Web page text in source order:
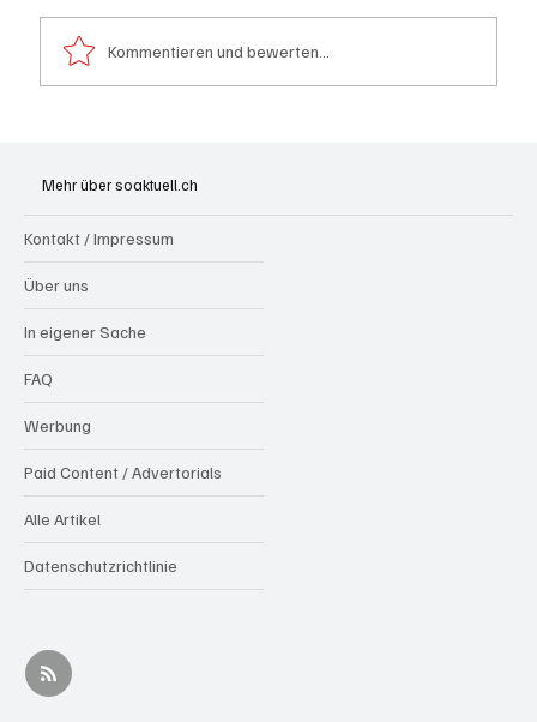
Kommentieren und bewerten...
Mehr über soaktuell.ch
Kontakt / Impressum
Über uns
In eigener Sache
FAQ
Werbung
Paid Content / Advertorials
Alle Artikel
Datenschutzrichtlinie